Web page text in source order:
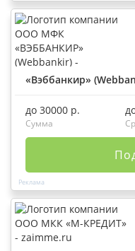
«Вэббанкир»
до 30000 р.
Сумма